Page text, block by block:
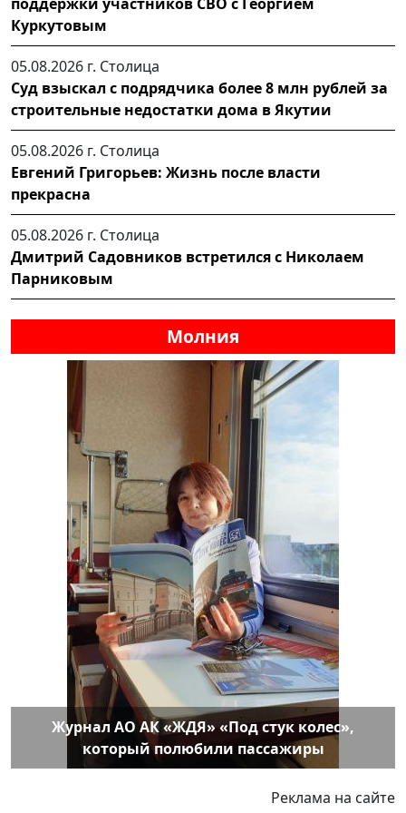
Куркутовым
05.08.2026 г. Столица
Суд взыскал с подрядчика более 8 млн рублей за
строительные недостатки дома в Якутии
05.08.2026 г. Столица
Евгений Григорьев: Жизнь после власти
прекрасна
05.08.2026 г. Столица
Дмитрий Садовников встретился с Николаем
Парниковым
Молния
Журнал АО АК «ЖДЯ» «Под стук колес»,
который полюбили пассажиры
Реклама на сайте